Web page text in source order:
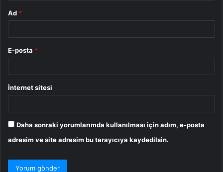
Ad *
E-posta *
İnternet sitesi
Daha sonraki yorumlarımda kullanılması için adım, e-posta
adresim ve site adresim bu tarayıcıya kaydedilsin.